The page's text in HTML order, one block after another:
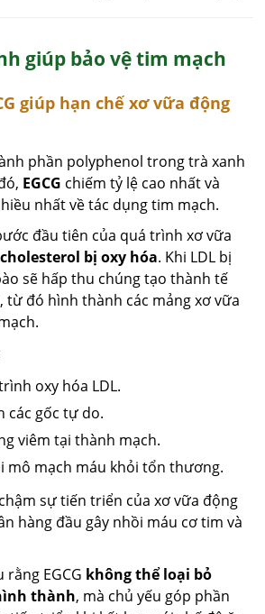
giúp bảo vệ tim mạch
giúp hạn chế xơ vữa động
phần polyphenol trong trà xanh
EGCG chiếm tỷ lệ cao nhất và
nhất về tác dụng tim mạch.
đầu tiên của quá trình xơ vữa
bị oxy hóa. Khi LDL bị
sẽ hấp thu chúng tạo thành tế
từ đó hình thành các mảng xơ vữa
oxy hóa LDL.
các gốc tự do.
viêm tại thành mạch.
mô mạch máu khỏi tổn thương.
sự tiến triển của xơ vữa động
hàng đầu gây nhồi máu cơ tim và
EGCG không thể loại bỏ
thành, mà chủ yếu góp phần